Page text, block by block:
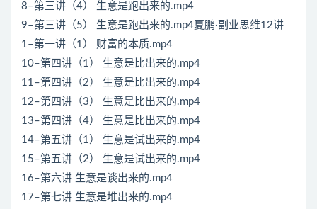
8–第三讲（4） 生意是跑出来的.mp4
9–第三讲（5） 生意是跑出来的.mp4夏鹏·副业思维12讲
1–第一讲（1） 财富的本质.mp4
10–第四讲（1） 生意是比出来的.mp4
11–第四讲（2） 生意是比出来的.mp4
12–第四讲（3） 生意是比出来的.mp4
13–第四讲（4） 生意是比出来的.mp4
14–第五讲（1） 生意是试出来的.mp4
15–第五讲（2） 生意是试出来的.mp4
16–第六讲 生意是谈出来的.mp4
17–第七讲 生意是堆出来的.mp4